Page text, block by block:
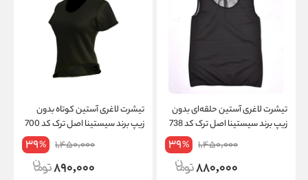
تیشرت لاغری آستین حلقه‌ای بدون
زیپ برند سیستینا اصل ترک کد 738
1,450,000
39%
880,000
تیشرت لاغری آستین کوتاه بدون
زیپ برند سیستینا اصل ترک کد 700
1,450,000
39%
890,000